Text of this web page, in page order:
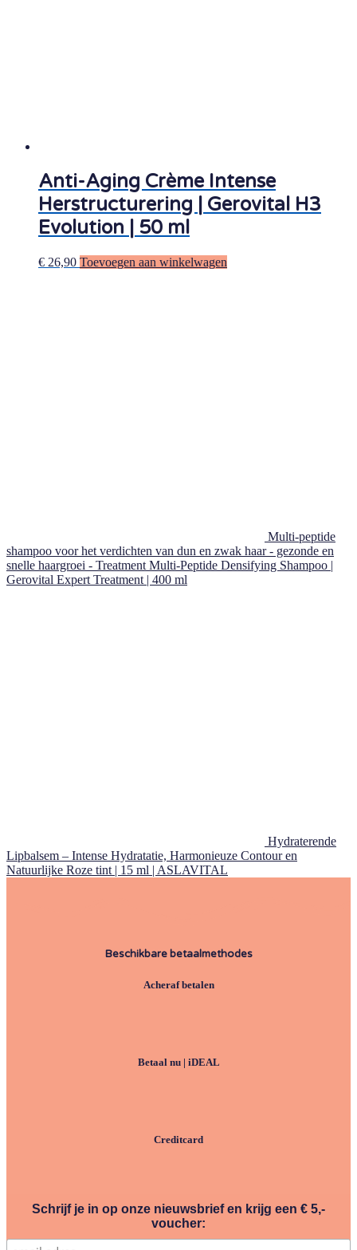
Anti-Aging Crème Intense
Herstructurering | Gerovital H3
Evolution | 50 ml
€ 26,90 Toevoegen aan winkelwagen
Multi-peptide
shampoo voor het verdichten van dun en zwak haar - gezonde en
snelle haargroei - Treatment Multi-Peptide Densifying Shampoo |
Gerovital Expert Treatment | 400 ml
Hydraterende
Lipbalsem – Intense Hydratatie, Harmonieuze Contour en
Natuurlijke Roze tint | 15 ml | ASLAVITAL
Beschikbare betaalmethodes
Acheraf betalen
Betaal nu | iDEAL
Creditcard
Schrijf je in op onze nieuwsbrief en krijg een € 5,-
voucher: